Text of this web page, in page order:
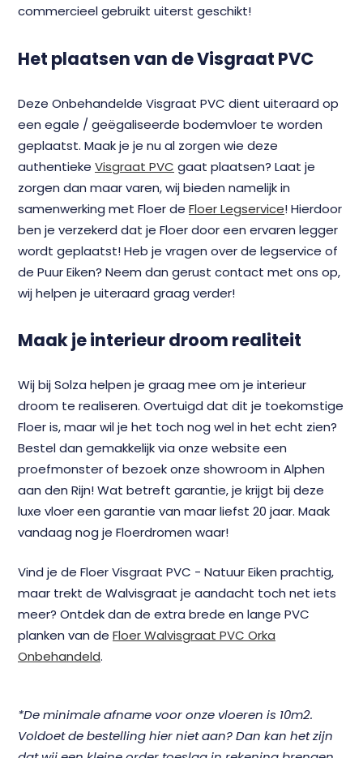
commercieel gebruikt uiterst geschikt!
Het plaatsen van de Visgraat PVC
Deze Onbehandelde Visgraat PVC dient uiteraard op
een egale / geëgaliseerde bodemvloer te worden
geplaatst. Maak je je nu al zorgen wie deze
authentieke Visgraat PVC gaat plaatsen? Laat je
zorgen dan maar varen, wij bieden namelijk in
samenwerking met Floer de Floer Legservice! Hierdoor
ben je verzekerd dat je Floer door een ervaren legger
wordt geplaatst! Heb je vragen over de legservice of
de Puur Eiken? Neem dan gerust contact met ons op,
wij helpen je uiteraard graag verder!
Maak je interieur droom realiteit
Wij bij Solza helpen je graag mee om je interieur
droom te realiseren. Overtuigd dat dit je toekomstige
Floer is, maar wil je het toch nog wel in het echt zien?
Bestel dan gemakkelijk via onze website een
proefmonster of bezoek onze showroom in Alphen
aan den Rijn! Wat betreft garantie, je krijgt bij deze
luxe vloer een garantie van maar liefst 20 jaar. Maak
vandaag nog je Floerdromen waar!
Vind je de Floer Visgraat PVC - Natuur Eiken prachtig,
maar trekt de Walvisgraat je aandacht toch net iets
meer? Ontdek dan de extra brede en lange PVC
planken van de Floer Walvisgraat PVC Orka
Onbehandeld.
*De minimale afname voor onze vloeren is 10m2.
Voldoet de bestelling hier niet aan? Dan kan het zijn